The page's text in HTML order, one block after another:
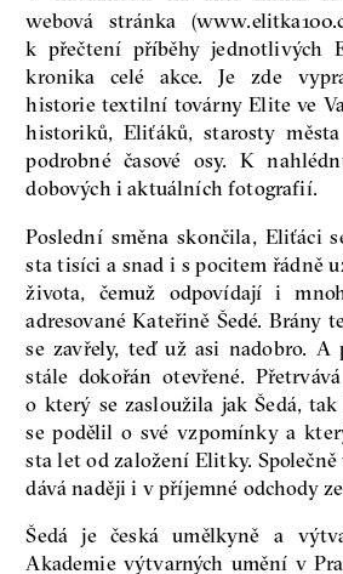
webová stránka
k přečtení příběhy jednotlivých
kronika celé akce. Je zde
historie textilní továrny Elite ve
historiků, Eliťáků, starosty
podrobné časové osy. K
dobových i aktuálních fotografií.
Poslední směna skončila, Eliťáci
sta tisíci a snad i s pocitem řádně
života, čemuž odpovídají i
adresované Kateřině Šedé. Brány
se zavřely, teď už asi nadobro. A
stále dokořán otevřené.
o který se zasloužila jak Šedá,
se podělil o své vzpomínky a
sta let od založení Elitky.
dává naději i v příjemné odchody
Šedá je česká umělkyně a
Akademie výtvarných umění v